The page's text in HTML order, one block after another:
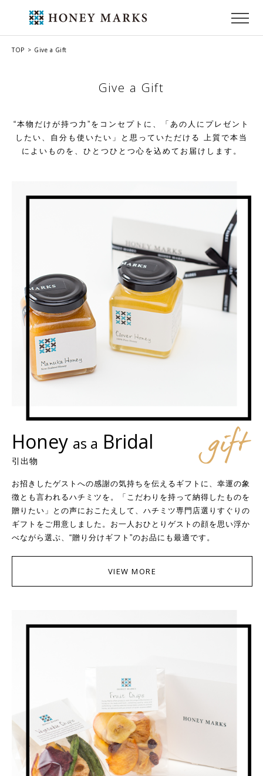
TOP Give a Gift
Give a Gift
“本物だけが持つ力”をコンセプトに、「あの人にプレゼント
したい、自分も使いたい」と思っていただける 上質で本当
によいものを、ひとつひとつ心を込めてお届けします。
Honey as a Bridal
引出物
お招きしたゲストへの感謝の気持ちを伝えるギフトに、幸運の象
徴とも言われるハチミツを。「こだわりを持って納得したものを
贈りたい」との声におこたえして、ハチミツ専門店選りすぐりの
ギフトをご用意しました。お一人おひとりゲストの顔を思い浮か
べながら選ぶ、“贈り分けギフト”のお品にも最適です。
VIEW MORE